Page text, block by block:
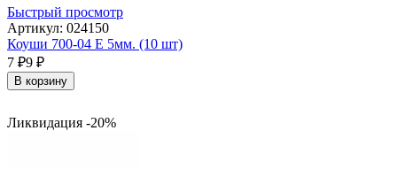
Быстрый просмотр
Артикул: 024150
Коуши 700-04 Е 5мм. (10 шт)
7 ₽9 ₽
В корзину
Ликвидация -20%